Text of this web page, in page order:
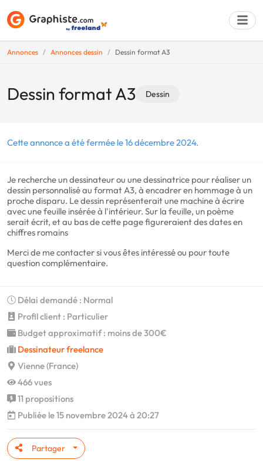
Annonces Annonces dessin Dessin format A3
Dessin format A3 Dessin
Cette annonce a été fermée le 16 décembre 2024.
Je recherche un dessinateur ou une dessinatrice pour réaliser un
dessin personnalisé au format A3, à encadrer en hommage à un
proche disparu. Le dessin représenterait une machine à écrire
avec une feuille insérée à l'intérieur. Sur la feuille, un poème
serait écrit, et au bas de cette page figureraient des dates en
chiffres romains
Merci de me contacter si vous êtes intéressé ou pour toute
question complémentaire.
Délai demandé : Normal
Profil client : Particulier
Budget approximatif : moins de 300€
Dessinateur freelance
Vienne (France)
466 vues
11 propositions
Publiée le 15 novembre 2024 à 20:27
Partager